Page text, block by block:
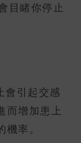
目睹你停止
會引起交感
而增加患上
率。